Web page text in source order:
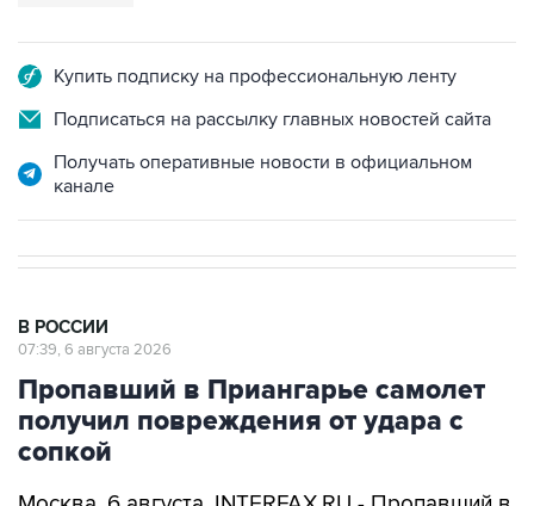
Купить подписку на профессиональную ленту
Подписаться на рассылку главных новостей сайта
Получать оперативные новости в официальном
канале
В РОССИИ
07:39, 6 августа 2026
Пропавший в Приангарье самолет
получил повреждения от удара с
сопкой